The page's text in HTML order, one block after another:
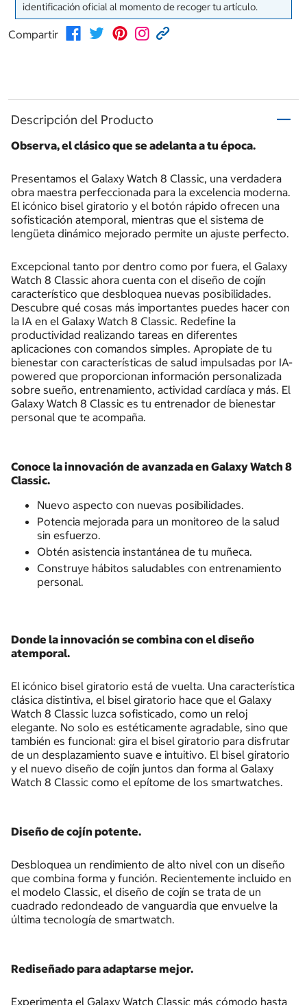
identificación oficial al momento de recoger tu artículo.
Compartir
Descripción del Producto
Observa, el clásico que se adelanta a tu época.
Presentamos el Galaxy Watch 8 Classic, una verdadera
obra maestra perfeccionada para la excelencia moderna.
El icónico bisel giratorio y el botón rápido ofrecen una
sofisticación atemporal, mientras que el sistema de
lengüeta dinámico mejorado permite un ajuste perfecto.
Excepcional tanto por dentro como por fuera, el Galaxy
Watch 8 Classic ahora cuenta con el diseño de cojín
característico que desbloquea nuevas posibilidades.
Descubre qué cosas más importantes puedes hacer con
la IA en el Galaxy Watch 8 Classic. Redefine la
productividad realizando tareas en diferentes
aplicaciones con comandos simples. Apropiate de tu
bienestar con características de salud impulsadas por IA-
powered que proporcionan información personalizada
sobre sueño, entrenamiento, actividad cardíaca y más. El
Galaxy Watch 8 Classic es tu entrenador de bienestar
personal que te acompaña.
Conoce la innovación de avanzada en Galaxy Watch 8
Classic.
Nuevo aspecto con nuevas posibilidades.
Potencia mejorada para un monitoreo de la salud
sin esfuerzo.
Obtén asistencia instantánea de tu muñeca.
Construye hábitos saludables con entrenamiento
personal.
Donde la innovación se combina con el diseño
atemporal.
El icónico bisel giratorio está de vuelta. Una característica
clásica distintiva, el bisel giratorio hace que el Galaxy
Watch 8 Classic luzca sofisticado, como un reloj
elegante. No solo es estéticamente agradable, sino que
también es funcional: gira el bisel giratorio para disfrutar
de un desplazamiento suave e intuitivo. El bisel giratorio
y el nuevo diseño de cojín juntos dan forma al Galaxy
Watch 8 Classic como el epítome de los smartwatches.
Diseño de cojín potente.
Desbloquea un rendimiento de alto nivel con un diseño
que combina forma y función. Recientemente incluido en
el modelo Classic, el diseño de cojín se trata de un
cuadrado redondeado de vanguardia que envuelve la
última tecnología de smartwatch.
Rediseñado para adaptarse mejor.
Experimenta el Galaxy Watch Classic más cómodo hasta